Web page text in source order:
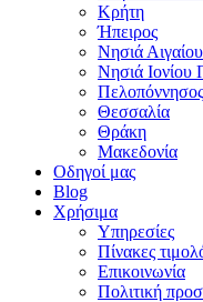
Κρήτη
Ήπειρος
Νησιά
Νησιά Ιονίου
Πελοπόννησος
Θεσσαλία
Θράκη
Μακεδονία
Οδηγοί μας
Blog
Χρήσιμα
Υπηρεσίες
Πίνακες
Επικοινωνία
Πολιτική